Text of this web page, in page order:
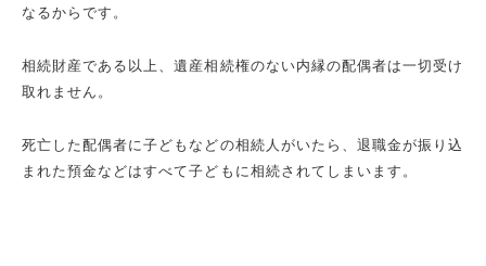
なるからです。
相続財産である以上、遺産相続権のない内縁の配偶者は一切受け
取れません。
死亡した配偶者に子どもなどの相続人がいたら、退職金が振り込
まれた預金などはすべて子どもに相続されてしまいます。